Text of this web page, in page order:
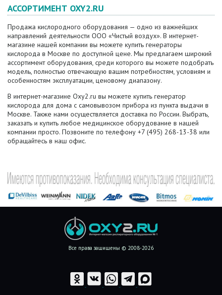
АССОРТИМЕНТ OXY2.RU
Продажа кислородного оборудования — одно из важнейших
направлений деятельности ООО «Чистый воздух». В интернет-
магазине нашей компании вы можете купить генераторы
кислорода в Москве по доступной цене. Мы предлагаем широкий
ассортимент оборудования, среди которого вы можете подобрать
модель, полностью отвечающую вашим потребностям, условиям и
особенностям эксплуатации, ценовому диапазону.
В интернет-магазине Oxy2.ru вы можете купить генератор
кислорода для дома с самовывозом прибора из пункта выдачи в
Москве. Также нами осуществляется доставка по России. Выбрать,
заказать и купить любое медицинское оборудование в нашей
компании просто. Позвоните по телефону +7 (495) 268-13-38 или
обращайтесь в наш офис.
Все права защищены © 2008-2026